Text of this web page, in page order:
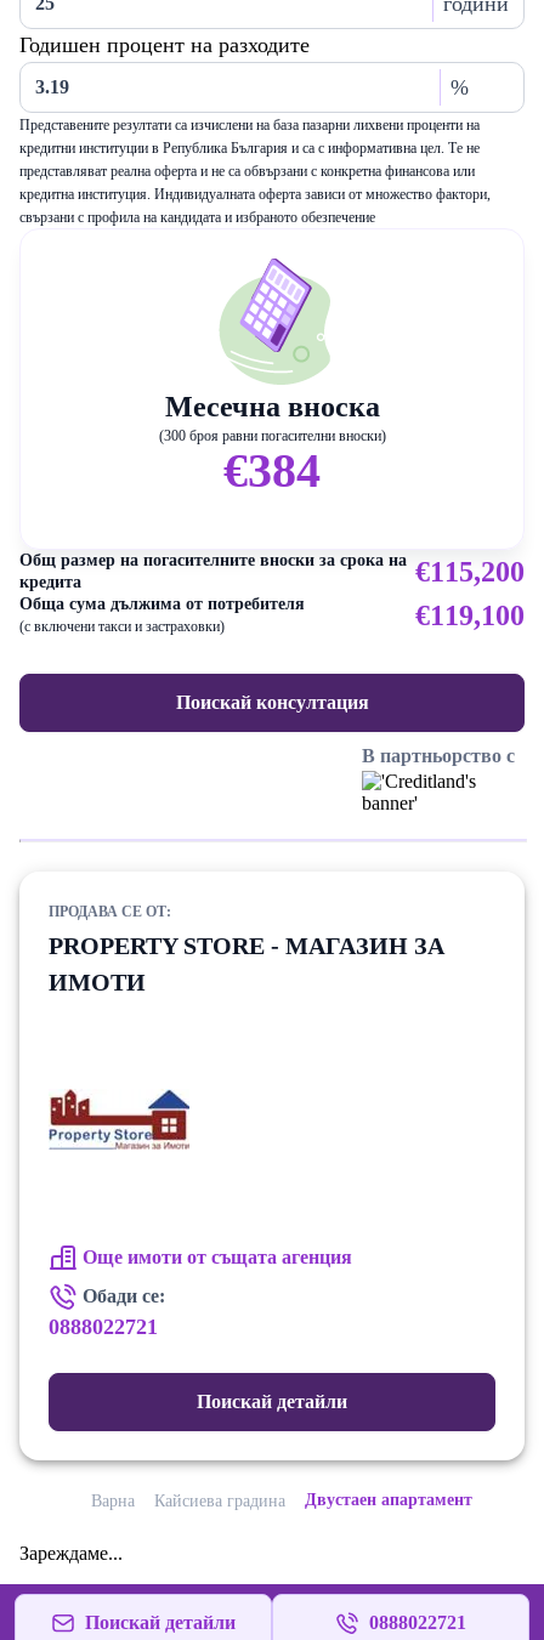
Годишен процент на разходите
%
Представените резултати са изчислени на база пазарни лихвени проценти на
кредитни институции в Република България и са с информативна цел. Те не
представляват реална оферта и не са обвързани с конкретна финансова или
кредитна институция. Индивидуалната оферта зависи от множество фактори,
свързани с профила на кандидата и избраното обезпечение
Месечна вноска
(300 броя равни погасителни вноски)
€384
Общ размер на погасителните вноски за срока на
кредита
€115,200
Обща сума дължима от потребителя
(с включени такси и застраховки) €119,100
Поискай консултация
В партньорство с
ПРОДАВА СЕ ОТ:
PROPERTY STORE - МАГАЗИН ЗА
ИМОТИ
Още имоти от същата агенция
Обади се:
0888022721
Поискай детайли
Варна Кайсиева градина Двустаен апартамент
Зареждаме...
Поискай детайли 0888022721